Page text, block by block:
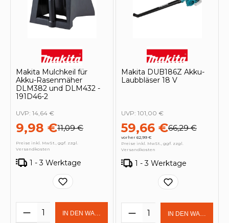
Makita Mulchkeil für
Akku-Rasenmäher
DLM382 und DLM432 -
191D46-2
9,98 €11,09 €
UVP: 14,64 €
Preise inkl. MwSt., ggf. zzgl.
Versandkosten
1 - 3 Werktage
Produkt Anzahl: Gib den
IN DEN WARENKORB
Makita DUB186Z Akku-
Laubbläser 18 V
59,66 €66,29 €
vorher 62,99 €
UVP: 101,00 €
Preise inkl. MwSt., ggf. zzgl.
Versandkosten
1 - 3 Werktage
Produkt Anzahl:
IN DEN